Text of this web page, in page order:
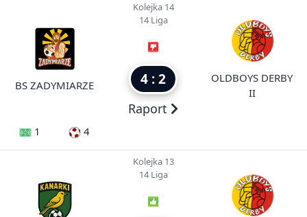
BS ZADYMIARZE
Kolejka 14
14 Liga
4 : 2
Raport
OLDBOYS DERBY
II
1 4
Kolejka 13
14 Liga